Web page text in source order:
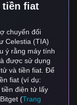
tiền fiat
chuyển đổi
Celestia (TIA)
ý rằng máy tính
được sử dụng
và tiền fiat. Để
fiat (ví dụ:
điện tử lấy
(Trang